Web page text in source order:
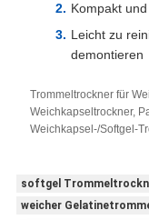
Kompakt
Leicht zu
demontieren
Trommeltrockner für
Weichkapseltrockner,
Weichkapsel-/Softgel-
softgel
weicher